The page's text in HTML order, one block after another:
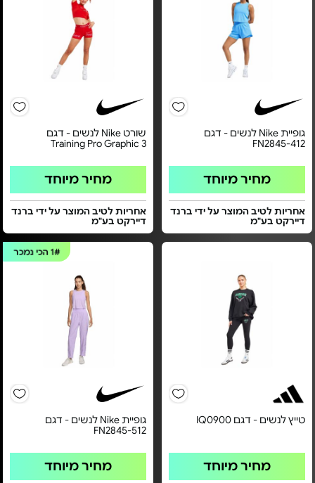
גופיית Nike לנשים - דגם
FN2845-412
מחיר מיוחד
אחריות לטיב המוצר על ידי ברנד
דיירקט בע"מ
שורט Nike לנשים - דגם
Training Pro Graphic 3
מחיר מיוחד
אחריות לטיב המוצר על ידי ברנד
דיירקט בע"מ
טייץ לנשים - דגם IQ0900
מחיר מיוחד
1#הכי נמכר
גופיית Nike לנשים - דגם
FN2845-512
מחיר מיוחד